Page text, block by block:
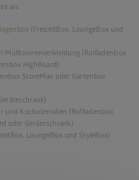
als:
(FreizeitBox, LoungeBox und
Mülltonnenverkleidung (Rollladenbox
HighBoard)
StoreMax oder Gartenbox
und Kochutensilien (Rollladenbox
oder Geräteschrank)
LoungeBox und StyleBox)